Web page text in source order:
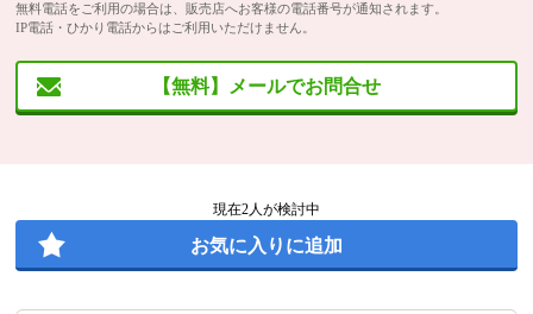
無料電話をご利用の場合は、販売店へお客様の電話番号が通知されます。
IP電話・ひかり電話からはご利用いただけません。
【無料】メールでお問合せ
現在2人が検討中
お気に入りに追加